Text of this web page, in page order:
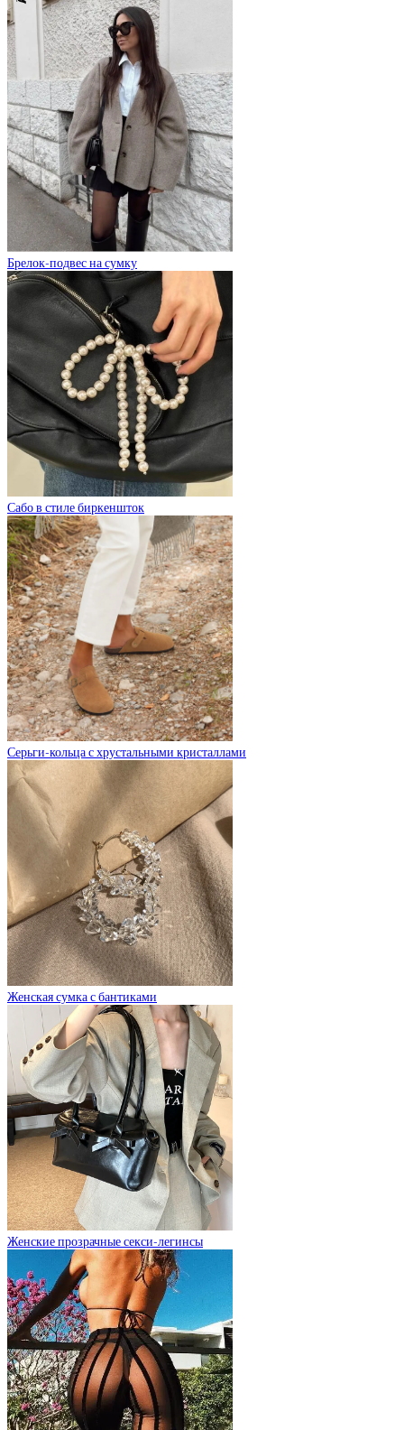
Брелок-подвес на сумку
Сабо в стиле биркеншток
Серьги-кольца с хрустальными кристаллами
Женская сумка с бантиками
Женские прозрачные секси-легинсы